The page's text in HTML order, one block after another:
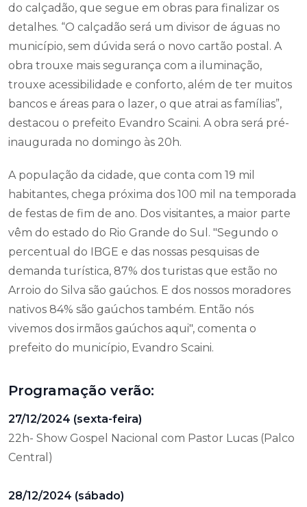
do calçadão, que segue em obras para finalizar os
detalhes. “O calçadão será um divisor de águas no
município, sem dúvida será o novo cartão postal. A
obra trouxe mais segurança com a iluminação,
trouxe acessibilidade e conforto, além de ter muitos
bancos e áreas para o lazer, o que atrai as famílias”,
destacou o prefeito Evandro Scaini. A obra será pré-
inaugurada no domingo às 20h.
A população da cidade, que conta com 19 mil
habitantes, chega próxima dos 100 mil na temporada
de festas de fim de ano. Dos visitantes, a maior parte
vêm do estado do Rio Grande do Sul. "Segundo o
percentual do IBGE e das nossas pesquisas de
demanda turística, 87% dos turistas que estão no
Arroio do Silva são gaúchos. E dos nossos moradores
nativos 84% são gaúchos também. Então nós
vivemos dos irmãos gaúchos aqui", comenta o
prefeito do município, Evandro Scaini.
Programação verão:
27/12/2024 (sexta-feira)
22h- Show Gospel Nacional com Pastor Lucas (Palco
Central)
28/12/2024 (sábado)